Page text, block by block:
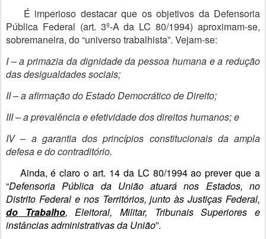
É imperioso destacar que os objetivos da Defensoria
Pública Federal (art. 3º-A da LC 80/1994) aproximam-se,
sobremaneira, do “universo trabalhista”. Vejam-se:
I – a primazia da dignidade da pessoa humana e a redução
das desigualdades sociais;
II – a afirmação do Estado Democrático de Direito;
III – a prevalência e efetividade dos direitos humanos; e
IV – a garantia dos princípios constitucionais da ampla
defesa e do contraditório.
Ainda, é claro o art. 14 da LC 80/1994 ao prever que a
“Defensoria Pública da União atuará nos Estados, no
Distrito Federal e nos Territórios, junto às Justiças Federal,
do Trabalho, Eleitoral, Militar, Tribunais Superiores e
instâncias administrativas da União”.